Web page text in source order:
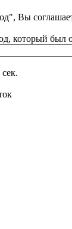
Вы
который был